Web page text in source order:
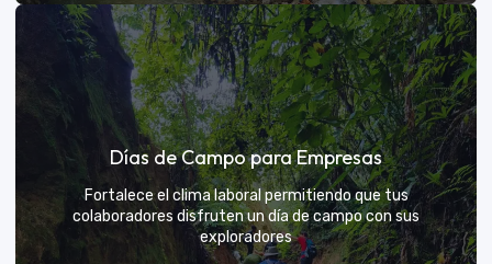
Días de sol
Un respiro campestre diseñado para el descanso y la
diversión de todos
VER MÁS
Días de Campo para Empresas
Fortalece el clima laboral permitiendo que tus
colaboradores disfruten un día de campo con sus
exploradores